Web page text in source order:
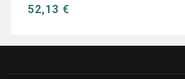
52,13 €